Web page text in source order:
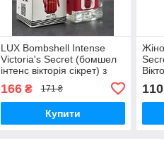
LUX Bombshell Intense
Victoria's Secret (бомшел
інтенс вікторія сікрет) з
166₴ 171 ₴
Купити
110